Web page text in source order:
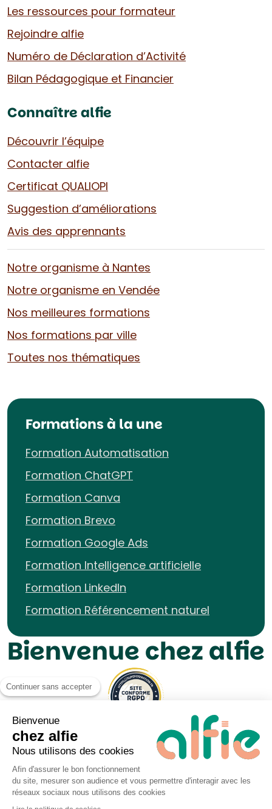
Les ressources pour formateur
Rejoindre alfie
Numéro de Déclaration d’Activité
Bilan Pédagogique et Financier
Connaître alfie
Découvrir l’équipe
Contacter alfie
Certificat QUALIOPI
Suggestion d’améliorations
Avis des apprennants
Notre organisme à Nantes
Notre organisme en Vendée
Nos meilleures formations
Nos formations par ville
Toutes nos thématiques
Formations à la une
Formation Automatisation
Formation ChatGPT
Formation Canva
Formation Brevo
Formation Google Ads
Formation Intelligence artificielle
Formation LinkedIn
Formation Référencement naturel
Bienvenue chez alfie
Mentions légales UP&KO
Continuer sans accepter
Bienvenue
chez alfie
Nous utilisons des cookies
Afin d'assurer le bon fonctionnement
du site, mesurer son audience et vous permettre d'interagir avec les
réseaux sociaux nous utilisons des cookies